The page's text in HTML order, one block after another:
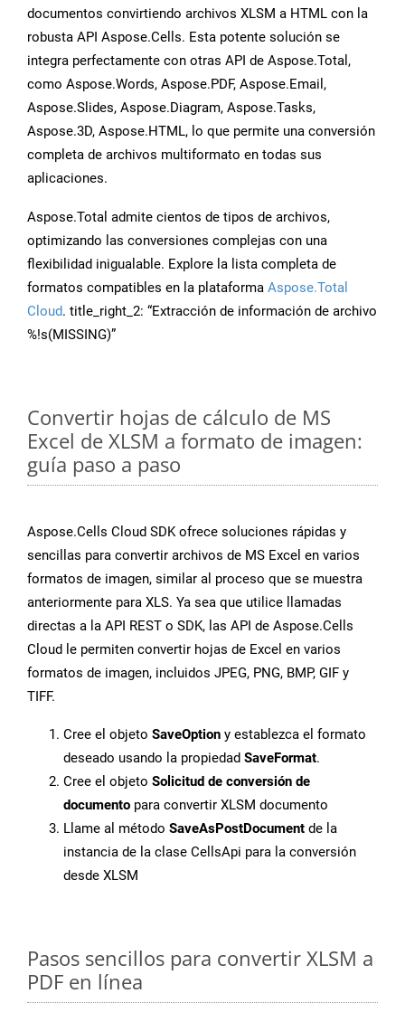
documentos convirtiendo archivos XLSM a HTML con la
robusta API Aspose.Cells. Esta potente solución se
integra perfectamente con otras API de Aspose.Total,
como Aspose.Words, Aspose.PDF, Aspose.Email,
Aspose.Slides, Aspose.Diagram, Aspose.Tasks,
Aspose.3D, Aspose.HTML, lo que permite una conversión
completa de archivos multiformato en todas sus
aplicaciones.
Aspose.Total admite cientos de tipos de archivos,
optimizando las conversiones complejas con una
flexibilidad inigualable. Explore la lista completa de
formatos compatibles en la plataforma Aspose.Total
Cloud. title_right_2: “Extracción de información de archivo
%!s(MISSING)”
Convertir hojas de cálculo de MS
Excel de XLSM a formato de imagen:
guía paso a paso
Aspose.Cells Cloud SDK ofrece soluciones rápidas y
sencillas para convertir archivos de MS Excel en varios
formatos de imagen, similar al proceso que se muestra
anteriormente para XLS. Ya sea que utilice llamadas
directas a la API REST o SDK, las API de Aspose.Cells
Cloud le permiten convertir hojas de Excel en varios
formatos de imagen, incluidos JPEG, PNG, BMP, GIF y
TIFF.
Cree el objeto SaveOption y establezca el formato
deseado usando la propiedad SaveFormat.
Cree el objeto Solicitud de conversión de
documento para convertir XLSM documento
Llame al método SaveAsPostDocument de la
instancia de la clase CellsApi para la conversión
desde XLSM
Pasos sencillos para convertir XLSM a
PDF en línea